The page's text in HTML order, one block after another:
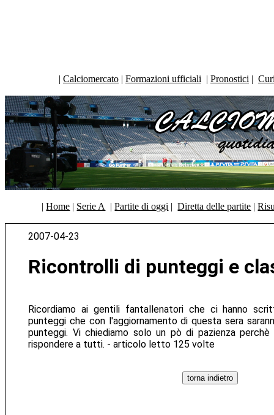
| Calciomercato | Formazioni ufficiali | Pronostici |
|Home | Serie A |Partite di oggi |Diretta delle partite |
2007-04-23
Ricontrolli di punteggi e
Ricordiamo ai gentili fantallenatori che ci hanno
punteggi che con l'aggiornamento di questa sera
punteggi. Vi chiediamo solo un pò di pazienza
rispondere a tutti. - articolo letto 125 volte